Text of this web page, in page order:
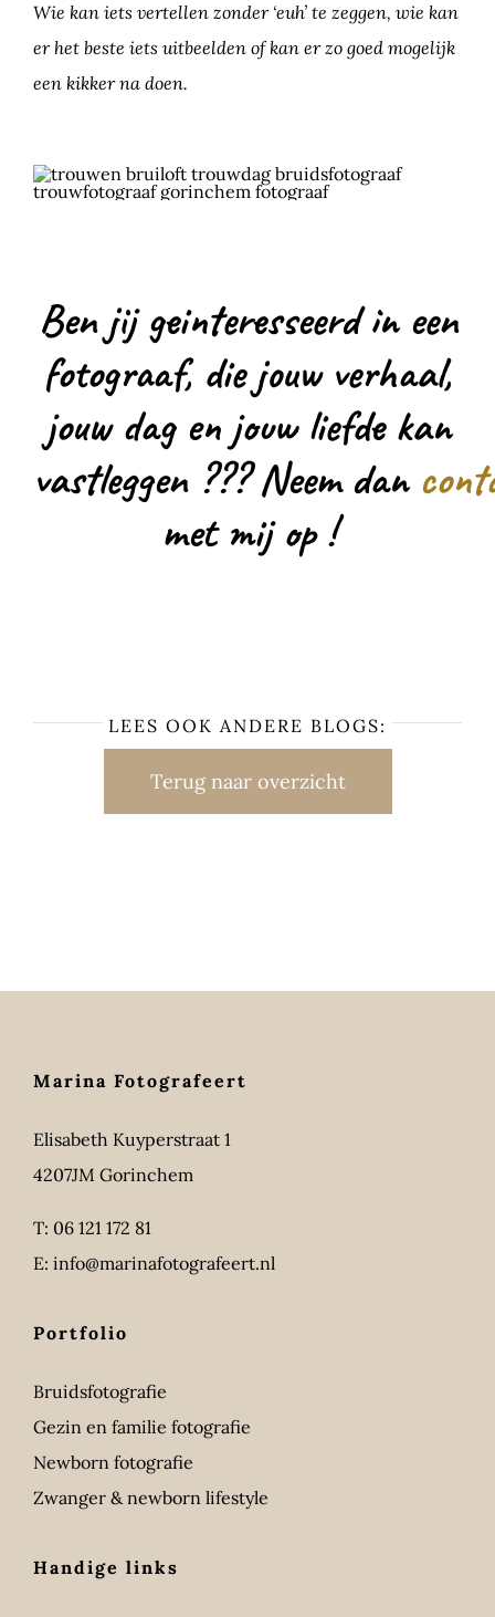
Wie kan iets vertellen zonder ‘euh’ te zeggen, wie kan
er het beste iets uitbeelden of kan er zo goed mogelijk
een kikker na doen.
Ben jij geinteresseerd in een
fotograaf, die jouw verhaal,
jouw dag en jouw liefde kan
vastleggen ??? Neem dan
met mij op !
LEES OOK ANDERE BLOGS:
Terug naar overzicht
Marina Fotografeert
Elisabeth Kuyperstraat 1
4207JM Gorinchem
T: 06 121 172 81
E: info@marinafotografeert.nl
Portfolio
Bruidsfotografie
Gezin en familie fotografie
Newborn fotografie
Zwanger & newborn lifestyle
Handige links